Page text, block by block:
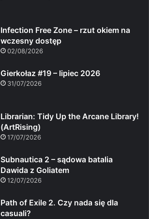
Infection Free Zone – rzut okiem na
wczesny dostęp
02/08/2026
Gierkołaz #19 – lipiec 2026
31/07/2026
Librarian: Tidy Up the Arcane Library!
(ArtRising)
17/07/2026
Subnautica 2 – sądowa batalia
Dawida z Goliatem
12/07/2026
Path of Exile 2. Czy nada się dla
casuali?